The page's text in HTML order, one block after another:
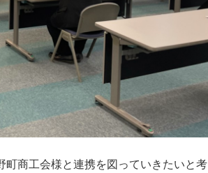
町商工会様と連携を図っていきたいと考